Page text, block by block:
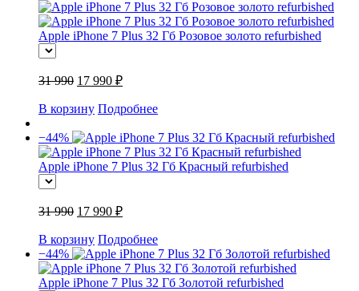
Apple iPhone 7 Plus 32 Гб Розовое золото refurbished
31 990 17 990 ₽
В корзину Подробнее
−44%
Apple iPhone 7 Plus 32 Гб Красный refurbished
31 990 17 990 ₽
В корзину Подробнее
−44%
Apple iPhone 7 Plus 32 Гб Золотой refurbished